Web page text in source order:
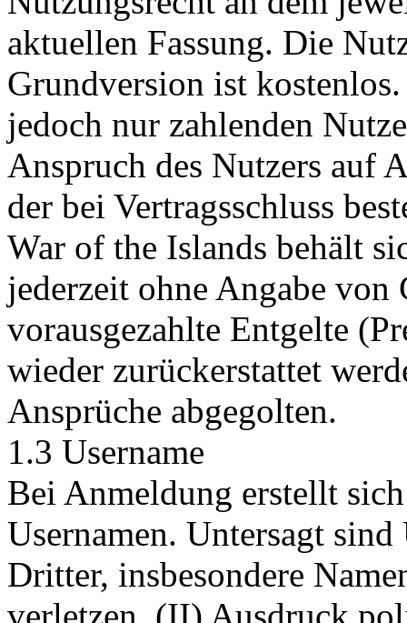
aktuellen Fassung. Die
Grundversion ist
jedoch nur zahlenden
Anspruch des Nutzers auf
der bei Vertragsschluss
War of the Islands behält
jederzeit ohne Angabe
vorausgezahlte Entgelte
wieder zurückerstattet
Ansprüche abgegolten.
1.3 Username
Bei Anmeldung erstellt
Usernamen. Untersagt
Dritter, insbesondere
verletzen, (II) Ausdruck